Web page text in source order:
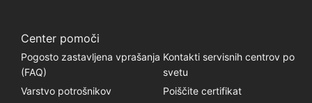
Center pomoči
Pogosto zastavljena vprašanja
(FAQ)
Kontakti servisnih centrov po
svetu
Varstvo potrošnikov
Poiščite certifikat